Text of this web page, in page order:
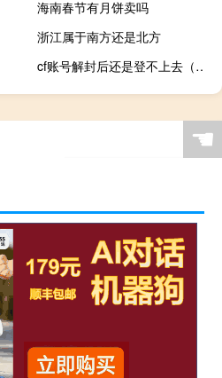
海南春节有月饼卖吗
浙江属于南方还是北方
cf账号解封后还是登不上去（cf账号解封）
☚